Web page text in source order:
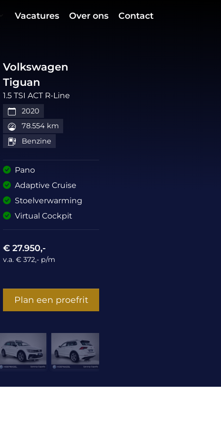
Vacatures Over ons Contact
Volkswagen
Tiguan
1.5 TSI ACT R-Line
2020
78.554 km
Benzine
Pano
Adaptive Cruise
Stoelverwarming
Virtual Cockpit
€ 27.950,-
v.a. € 372,- p/m
Plan een proefrit